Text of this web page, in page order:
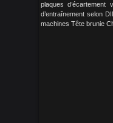
plaques
d’entraînement selon
machines Tête brunie